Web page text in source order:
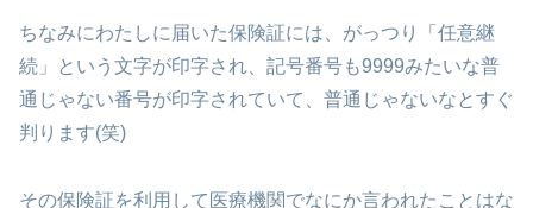
ちなみにわたしに届いた保険証には、がっつり「任意継
続」という文字が印字され、記号番号も9999みたいな普
通じゃない番号が印字されていて、普通じゃないなとすぐ
判ります(笑)
その保険証を利用して医療機関でなにか言われたことはな